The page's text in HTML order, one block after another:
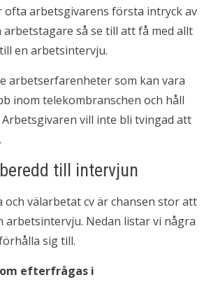
ofta arbetsgivarens första intryck av
arbetstagare så se till att få med allt
en arbetsintervju.
arbetserfarenheter som kan vara
inom telekombranschen och håll
vill inte bli tvingad att
till intervjun
och välarbetat cv är chansen stor att
arbetsintervju. Nedan listar vi några
sig till.
efterfrågas i